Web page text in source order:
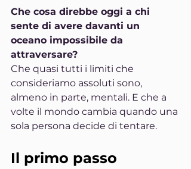
Che cosa direbbe oggi a chi
sente di avere davanti un
oceano impossibile da
attraversare?
Che quasi tutti i limiti che
consideriamo assoluti sono,
almeno in parte, mentali. E che a
volte il mondo cambia quando una
sola persona decide di tentare.
Il primo passo